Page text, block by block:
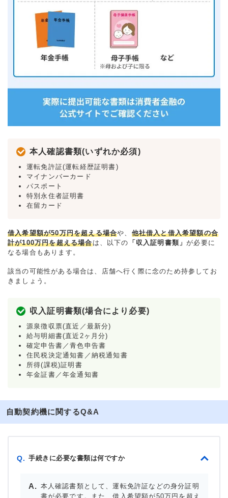
本人確認書類(いずれか必須)
運転免許証(運転経歴証明書)
マイナンバーカード
パスポート
特別永住者証明書
在留カード
借入希望額が50万円を超える場合や、 他社借入と借入希望額の合
計が100万円を超える場合は、以下の 「収入証明書類」が必要に
なる場合もあります。
該当の可能性がある場合は、店舗へ行く際に念のため持参してお
きましょう。
収入証明書類(場合により必要)
源泉徴収票(直近／最新分)
給与明細書(直近2ヶ月分)
確定申告書／青色申告書
住民税決定通知書／納税通知書
所得(課税)証明書
年金証書／年金通知書
自動契約機に関するQ&A
Q. 手続きに必要な書類は何ですか
本人確認書類として、運転免許証などの身分証明
書が必要です。また、借入希望額が50万円を超え